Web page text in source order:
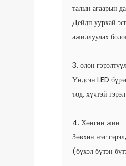
талын агаарын
Дейдп уурхай
ажиллуулах
3. олон
Үндсэн LED
тод, хүчтэй
4. Хөнгөн жин
Зөвхөн нэг
(бүхэл бүтэн